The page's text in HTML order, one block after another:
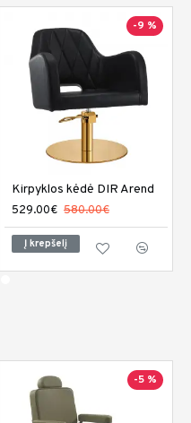
-9 %
Kirpyklos kėdė DIR Arend
529.00€ 580.00€
Į krepšelį
-5 %